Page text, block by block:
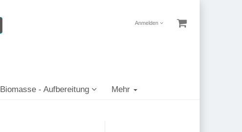
Anmelden
Biomasse - Aufbereitung Mehr